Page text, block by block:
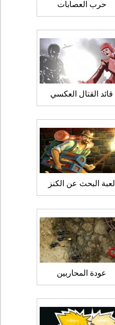
حرب العصابات
قائد القتال العكسي
لعبة البحث عن الكنز
عودة المحاربين